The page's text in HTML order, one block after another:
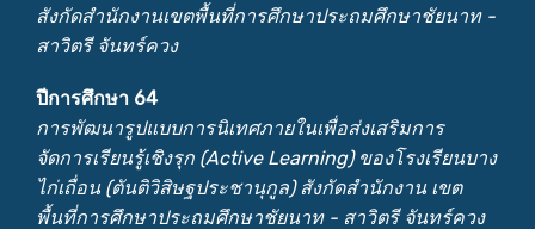
สังกัดสำนักงานเขตพื้นที่การศึกษาประถมศึกษาชัยนาท -
สาวิตรี จันทร์ควง
ปีการศึกษา 64
การพัฒนารูปแบบการนิเทศภายในเพื่อส่งเสริมการ
จัดการเรียนรู้เชิงรุก (Active Learning) ของโรงเรียนบาง
ไก่เถื่อน (ตันติวิสิษฐประชานุกูล) สังกัดสำนักงาน เขต
พื้นที่การศึกษาประถมศึกษาชัยนาท - สาวิตรี จันทร์ควง